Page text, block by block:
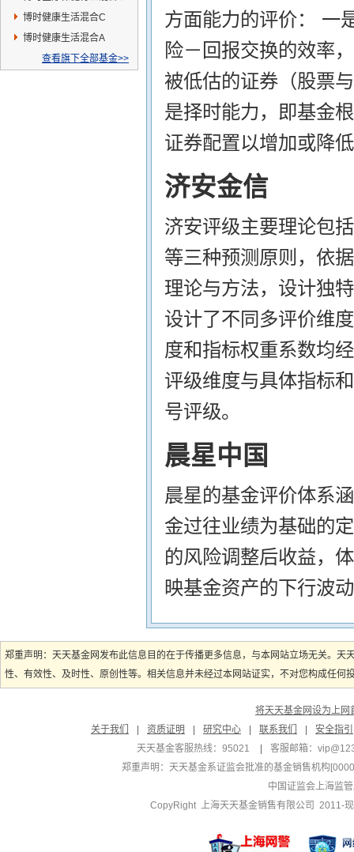
博时健康生活混合C
博时健康生活混合A
查看旗下全部基金>>
方面能力的评价： 一
险－回报交换的效率
被低估的证券（股票
是择时能力，即基金
证券配置以增加或降
济安金信
济安评级主要理论包
等三种预测原则，依
理论与方法，设计独
设计了不同多评价维
度和指标权重系数均
评级维度与具体指标
号评级。
晨星中国
晨星的基金评价体系
金过往业绩为基础的
的风险调整后收益，
映基金资产的下行波
郑重声明：天天基金网发布此信息目的在于传播更多信息，与本网站立场无关。
性、有效性、及时性、原创性等。相关信息并未经过本网站证实，不对您构成任
将天天基金网设为上网
关于我们
资质证明 研究中心 联系我们
安全指引
天天基金客服热线：95021
客服邮箱：
郑重声明： 天天基金系证监会批准的基金销售机构
中国证监会上海监
CopyRight 上海天天基金销售有限公司 2011-